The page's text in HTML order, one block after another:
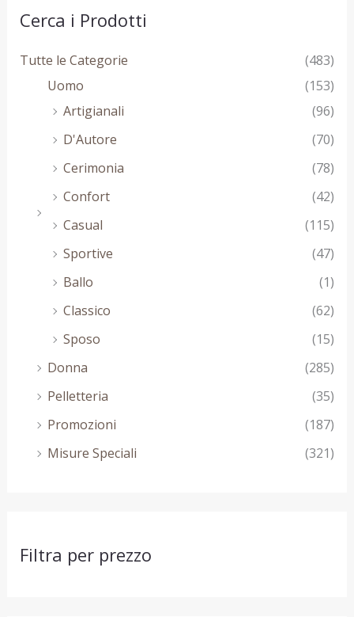
Cerca i Prodotti
Tutte le Categorie
(483)
Uomo
(153)
Artigianali
(96)
D'Autore
(70)
Cerimonia
(78)
Confort
(42)
Casual
(115)
Sportive
(47)
Ballo
(1)
Classico
(62)
Sposo
(15)
Donna
(285)
Pelletteria
(35)
Promozioni
(187)
Misure Speciali
(321)
Filtra per prezzo